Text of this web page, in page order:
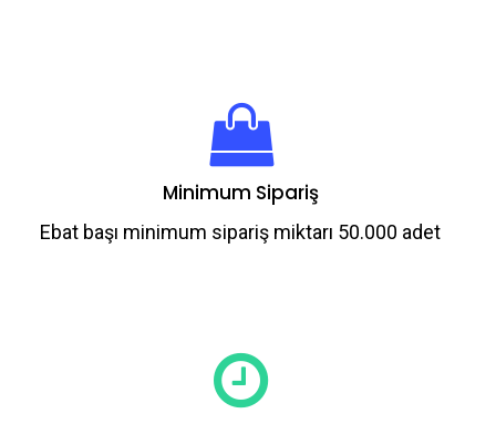
Minimum Sipariş
Ebat başı minimum sipariş miktarı 50.000 adet